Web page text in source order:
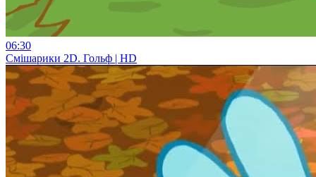
06:30
Смiшарики 2D. Гольф | HD